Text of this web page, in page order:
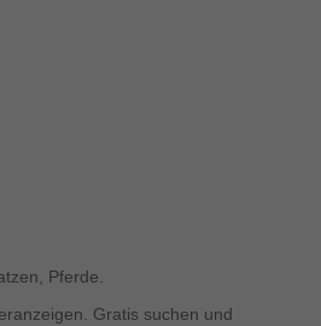
Pferde.
Gratis suchen und